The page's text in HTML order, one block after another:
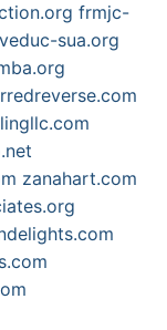
frmjc-
sua.org
zanahart.com